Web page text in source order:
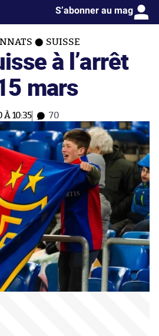
S’abonner au mag
SUISSE
à l’arrêt
mars
À 10:35 70